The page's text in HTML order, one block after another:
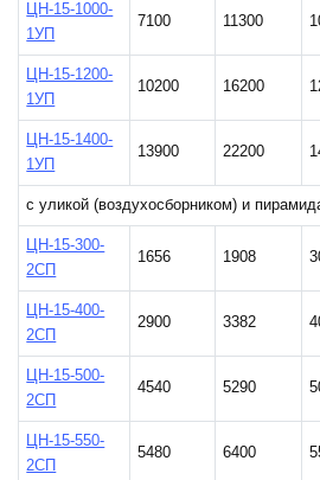
ЦН-15-1000-
1УП
7100 11300
ЦН-15-1200-
1УП
10200 16200
ЦН-15-1400-
1УП
13900 22200
с уликой (воздухосборником) и
ЦН-15-300-
2СП
1656 1908
ЦН-15-400-
2СП
2900 3382
ЦН-15-500-
2СП
4540 5290
ЦН-15-550-
2СП
5480 6400